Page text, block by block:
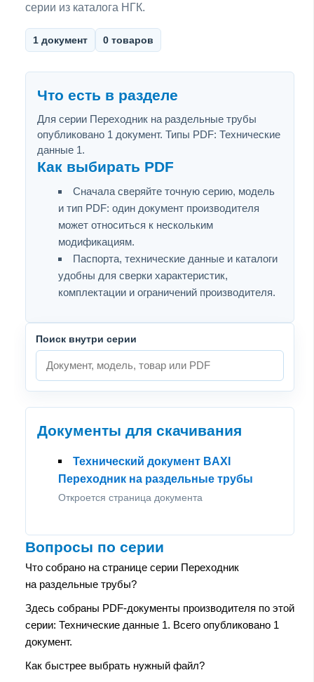
серии из каталога НГК.
1 документ 0 товаров
Что есть в разделе
Для серии Переходник на раздельные трубы
опубликовано 1 документ. Типы PDF: Технические
данные 1.
Как выбирать PDF
Сначала сверяйте точную серию, модель
и тип PDF: один документ производителя
может относиться к нескольким
модификациям.
Паспорта, технические данные и каталоги
удобны для сверки характеристик,
комплектации и ограничений производителя.
Поиск внутри серии
Документы для скачивания
Технический документ BAXI
Переходник на раздельные трубы
Откроется страница документа
Вопросы по серии
Что собрано на странице серии Переходник
на раздельные трубы?
Здесь собраны PDF-документы производителя по этой
серии: Технические данные 1. Всего опубликовано 1
документ.
Как быстрее выбрать нужный файл?